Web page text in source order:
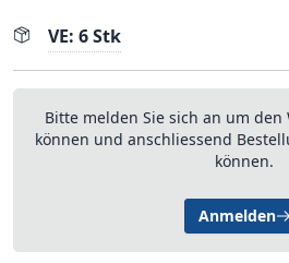
VE: 6 Stk
Bitte melden Sie sich an um
können und anschliessend
können.
Anmelden